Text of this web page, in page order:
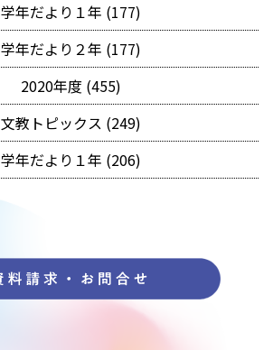
学年だより１年 (177)
学年だより２年 (177)
2020年度 (455)
文教トピックス (249)
学年だより１年 (206)